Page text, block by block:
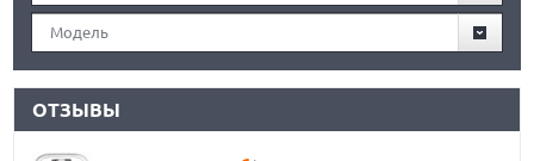
Модель
ОТЗЫВЫ